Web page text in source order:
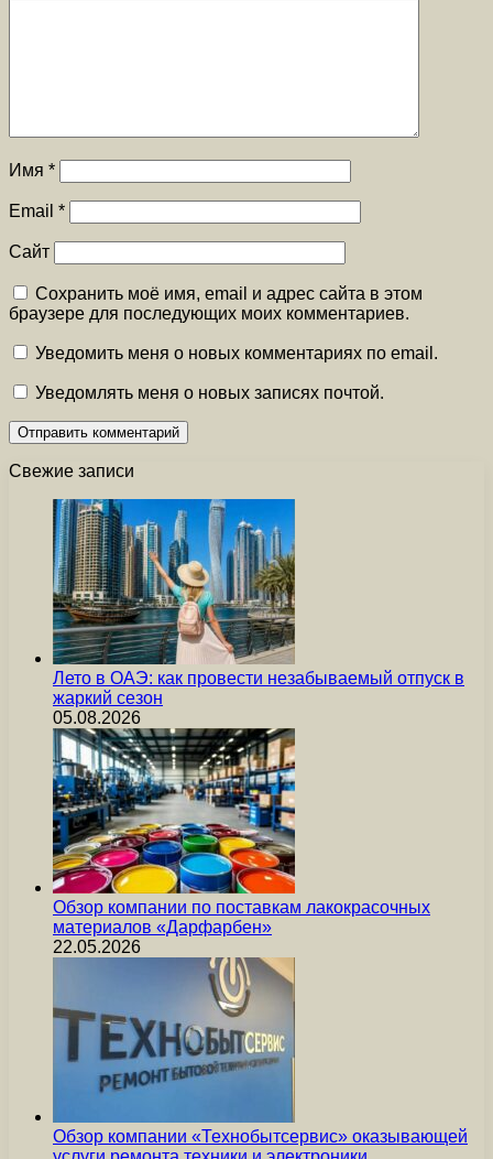
Имя *
Email *
Сайт
Сохранить моё имя, email и адрес сайта в этом
браузере для последующих моих комментариев.
Уведомить меня о новых комментариях по email.
Уведомлять меня о новых записях почтой.
Свежие записи
Лето в ОАЭ: как провести незабываемый отпуск в
жаркий сезон
05.08.2026
Обзор компании по поставкам лакокрасочных
материалов «Дарфарбен»
22.05.2026
Обзор компании «Технобытсервис» оказывающей